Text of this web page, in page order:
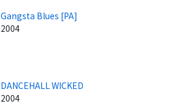
Gangsta Blues [PA]
2004
DANCEHALL WICKED
2004